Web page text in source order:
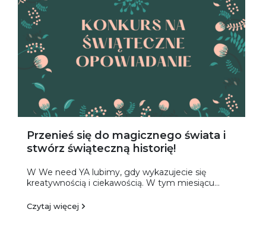
Przenieś się do magicznego świata i
stwórz świąteczną historię!
W We need YA lubimy, gdy wykazujecie się
kreatywnością i ciekawością. W tym miesiącu...
Czytaj więcej